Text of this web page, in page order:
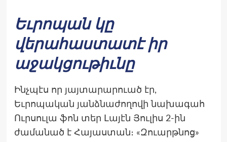
Եւրոպան կը
վերահաստատէ իր
աջակցութիւնը
Ինչպէս որ յայտարարուած էր,
Եւրոպական յանձնաժողովի նախագահ
Ուրսուլա ֆոն տեր Լայէն Յուլիս 2-ին
ժամանած է Հայաստան։ «Զուարթնոց»